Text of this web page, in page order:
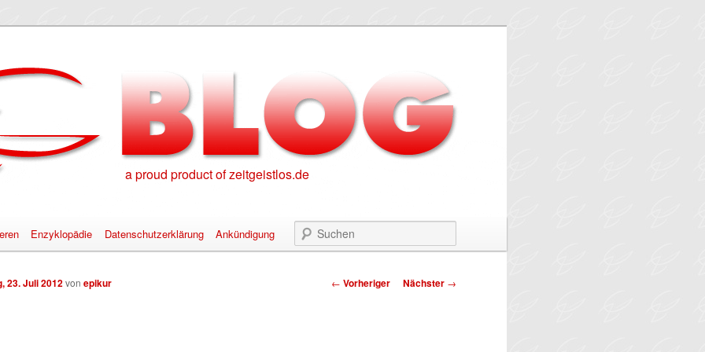
a proud product of zeitgeistlos.de
springen
springen
Enzyklopädie Datenschutzerklärung Ankündigung
Beitragsnavigation
← Vorheriger Nächster →
23. Juli 2012von epikur